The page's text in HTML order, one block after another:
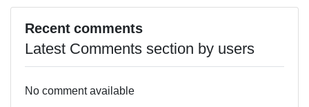
Recent comments
Latest Comments section by users
No comment available